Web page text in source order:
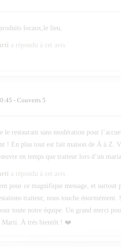
locaux,le lieu,
a répondu à cet avis
- Couverts 5
le restaurant sans modération pour
! En plus tout est fait maison de À à Z.
en temps que traiteur lors d’un
a répondu à cet avis
pour ce magnifique message, et surtout
traiteur, nous touche
toute notre équipe. Un grand merci
Marti. À très bientôt ! ❤️